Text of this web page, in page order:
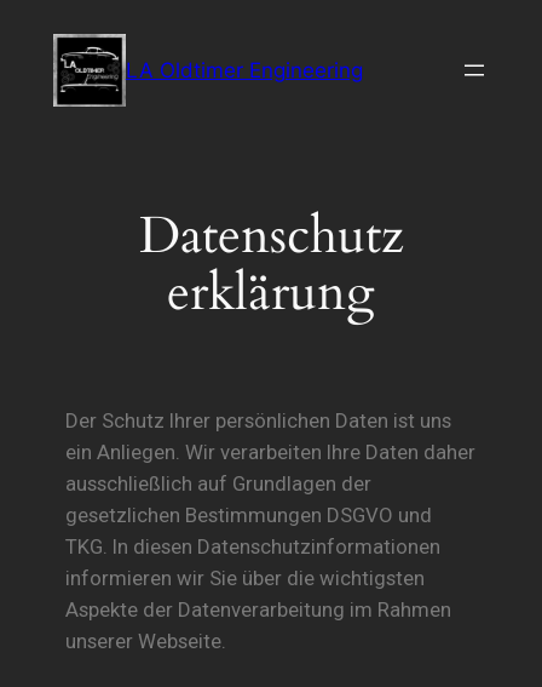
LA Oldtimer Engineering
Datenschutz
erklärung
Der Schutz Ihrer persönlichen Daten ist uns
ein Anliegen. Wir verarbeiten Ihre Daten daher
ausschließlich auf Grundlagen der
gesetzlichen Bestimmungen DSGVO und
TKG. In diesen Datenschutzinformationen
informieren wir Sie über die wichtigsten
Aspekte der Datenverarbeitung im Rahmen
unserer Webseite.